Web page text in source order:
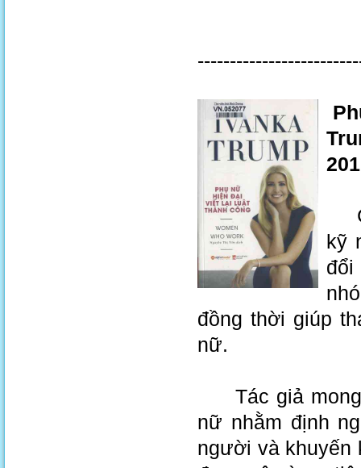
kỹ
đổi
đồng thời giúp
nữ.
Tác giả mong
nữ nhằm định
người và khuyến